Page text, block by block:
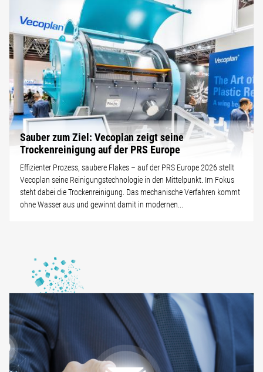
Sauber zum Ziel: Vecoplan zeigt seine
Trockenreinigung auf der PRS Europe
Effizienter Prozess, saubere Flakes – auf der PRS Europe 2026 stellt
Vecoplan seine Reinigungstechnologie in den Mittelpunkt. Im Fokus
steht dabei die Trockenreinigung. Das mechanische Verfahren kommt
ohne Wasser aus und gewinnt damit in modernen...